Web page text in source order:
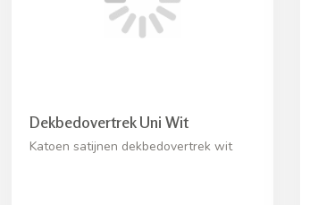
Dekbedovertrek Uni Wit
Katoen satijnen dekbedovertrek wit